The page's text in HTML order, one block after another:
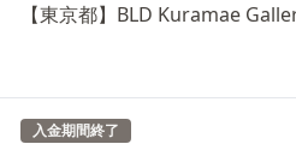
【東京都】BLD Kuramae
入金期間終了